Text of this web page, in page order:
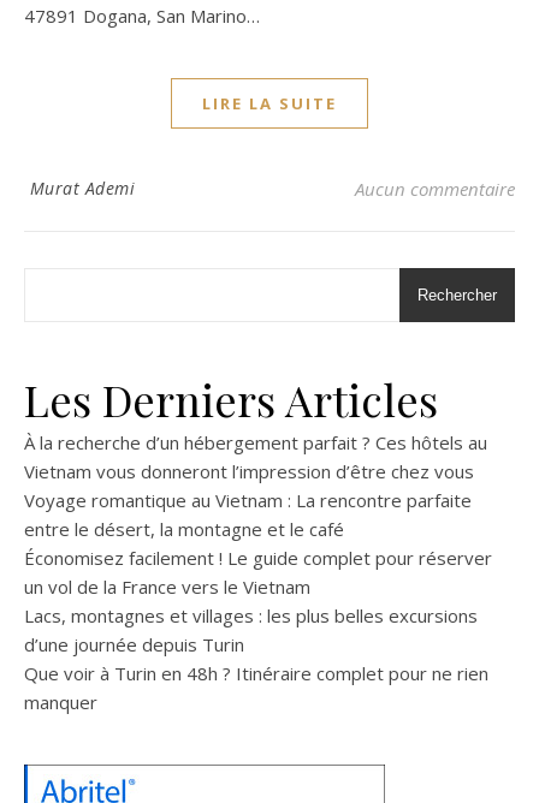
47891 Dogana, San Marino…
LIRE LA SUITE
Murat Ademi Aucun commentaire
Rechercher
Les Derniers Articles
À la recherche d’un hébergement parfait ? Ces hôtels au
Vietnam vous donneront l’impression d’être chez vous
Voyage romantique au Vietnam : La rencontre parfaite
entre le désert, la montagne et le café
Économisez facilement ! Le guide complet pour réserver
un vol de la France vers le Vietnam
Lacs, montagnes et villages : les plus belles excursions
d’une journée depuis Turin
Que voir à Turin en 48h ? Itinéraire complet pour ne rien
manquer